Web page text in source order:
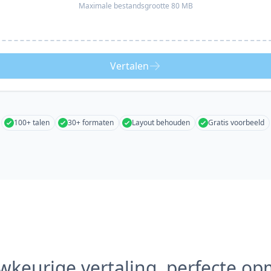
Maximale bestandsgrootte 80 MB
Vertalen
100+ talen 30+ formaten Layout behouden Gratis voorbeeld